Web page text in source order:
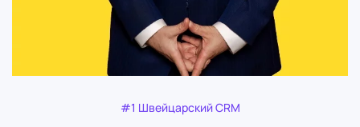
#1 Швейцарский CRM